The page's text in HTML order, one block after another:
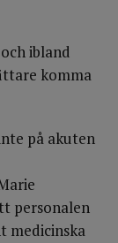
ibland
komma
på akuten
personalen
medicinska